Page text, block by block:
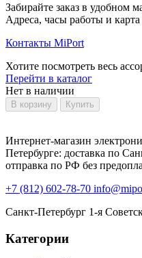
Забирайте заказ в удобном
Адреса, часы работы и
Контакты MiPort
Хотите посмотреть весь
Перейти в каталог
Нет в наличии
В корзину Купить
Интернет-магазин
Петербурге: доставка по
отправка по РФ без
+7 (812) 602-78-70
Санкт-Петербург 1-я
Категории